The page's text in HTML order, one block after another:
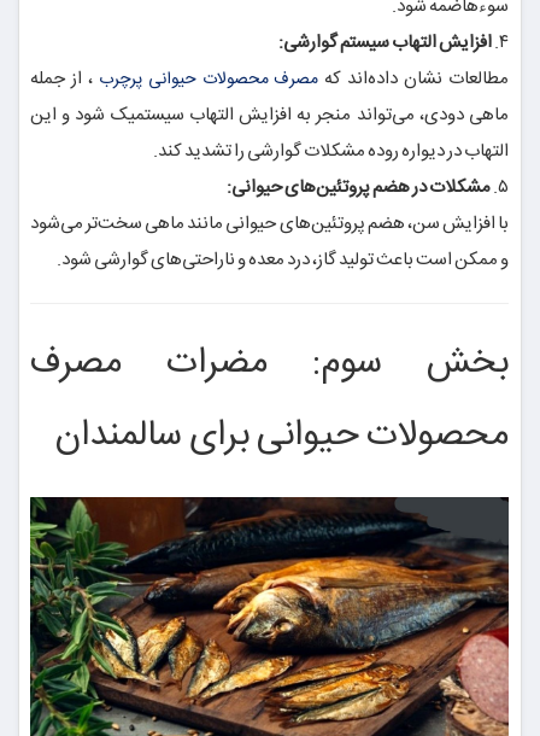
سوءهاضمه شود.
۴. افزایش التهاب سیستم گوارشی:
مطالعات نشان داده‌اند که مصرف محصولات حیوانی پرچرب ، از جمله
ماهی دودی، می‌تواند منجر به افزایش التهاب سیستمیک شود و این
التهاب در دیواره روده مشکلات گوارشی را تشدید کند.
۵. مشکلات در هضم پروتئین‌های حیوانی:
با افزایش سن، هضم پروتئین‌های حیوانی مانند ماهی سخت‌تر می‌شود
و ممکن است باعث تولید گاز، درد معده و ناراحتی‌های گوارشی شود.
بخش سوم: مضرات مصرف
محصولات حیوانی برای سالمندان